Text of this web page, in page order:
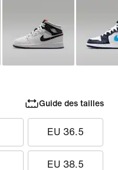
Guide des tailles
EU 36.5
EU 38.5